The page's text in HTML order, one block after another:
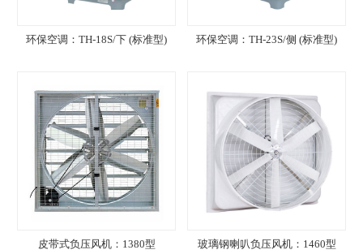
环保空调：TH-18S/下 (标准型) 环保空调：TH-23S/侧 (标准型)
皮带式负压风机：1380型 玻璃钢喇叭负压风机：1460型